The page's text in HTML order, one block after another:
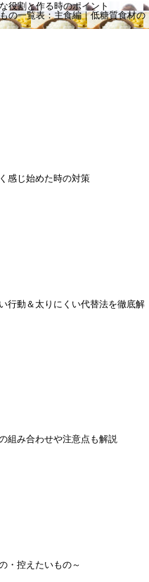
役割と作る時のポイント
の一覧表：主食編｜低糖質食材の
感じ始めた時の対策
行動＆太りにくい代替法を徹底解
組み合わせや注意点も解説
・控えたいもの～